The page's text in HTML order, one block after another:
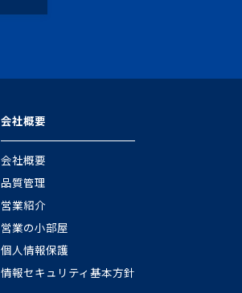
会社概要
会社概要
品質管理
営業紹介
営業の小部屋
個人情報保護
情報セキュリティ基本方針